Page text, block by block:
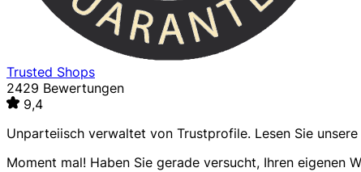
Trusted Shops
2429 Bewertungen
9,4
Unparteiisch verwaltet von Trustprofile. Lesen Sie unsere
Moment mal! Haben Sie gerade versucht, Ihren eigenen